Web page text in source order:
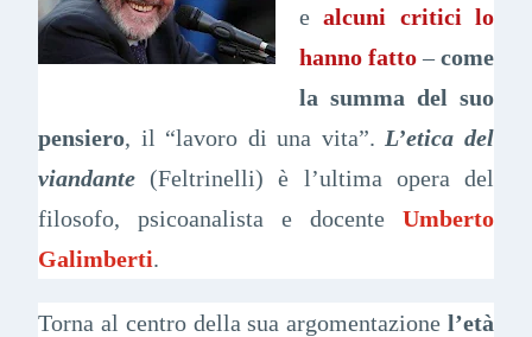
ealcuni critici lo
hanno fatto–come
la summa del suo
pensiero, il “lavoro di una vita”. L’etica del
viandante (Feltrinelli) è l’ultima opera del
filosofo, psicoanalista e docente Umberto
Galimberti.
Torna al centro della sua argomentazione l’età